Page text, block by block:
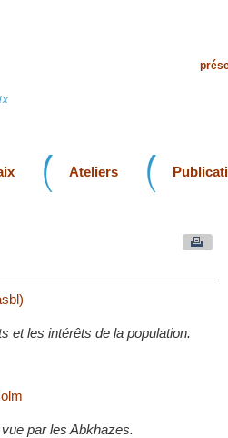
Ateliers
et les intérêts de la population.
par les Abkhazes.